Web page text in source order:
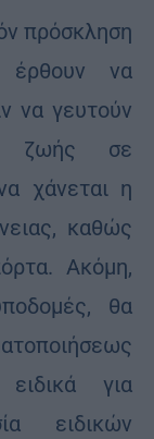
πρόσκληση
έρθουν να
να γευτούν
ζωής σε
χάνεται η
καθώς
Ακόμη,
θα
για
ειδικών